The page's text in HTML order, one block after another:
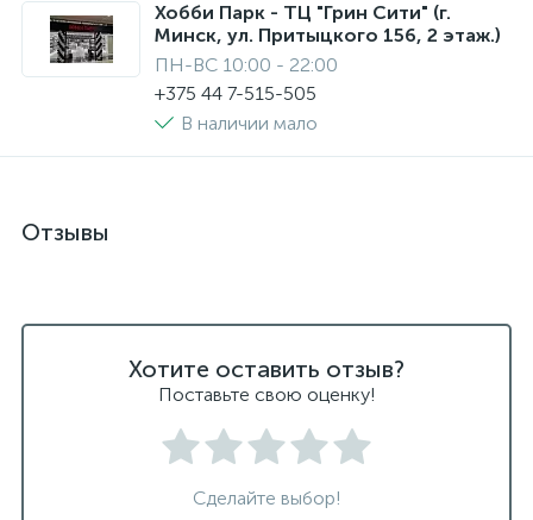
Хобби Парк - ТЦ "Грин Сити" (г.
Минск, ул. Притыцкого 156, 2 этаж.)
ПН-ВС 10:00 - 22:00
+375 44 7-515-505
В наличии мало
Отзывы
Хотите оставить отзыв?
Поставьте свою оценку!
Сделайте выбор!